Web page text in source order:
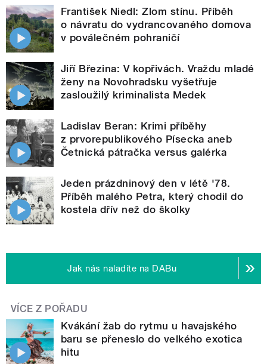
František Niedl: Zlom stínu. Příběh
o návratu do vydrancovaného domova
v poválečném pohraničí
Jiří Březina: V kopřivách. Vraždu mladé
ženy na Novohradsku vyšetřuje
zasloužilý kriminalista Medek
Ladislav Beran: Krimi příběhy
z prvorepublikového Písecka aneb
Četnická pátračka versus galérka
Jeden prázdninový den v létě '78.
Příběh malého Petra, který chodil do
kostela dřív než do školky
Jak nás naladíte na DABu
VÍCE Z POŘADU
Kvákání žab do rytmu u havajského
baru se přeneslo do velkého exotica
hitu